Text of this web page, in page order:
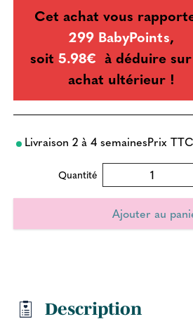
Cet achat vous
299 BabyPoints,
soit5.98€ à déduire
achat ultérieur !
Livraison 2 à 4 semainesPrix TTC
Quantité
Description